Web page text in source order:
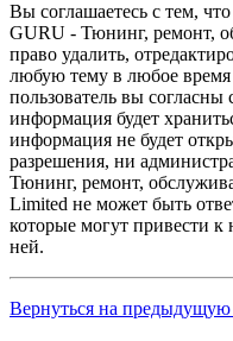
Вы соглашаетесь с тем,
GURU - Тюнинг, ремонт,
право удалить,
любую тему в любое
пользователь вы согласны
информация будет
информация не будет
разрешения, ни
Тюнинг, ремонт,
Limited не может быть
которые могут привести
ней.
Вернуться на предыдущую